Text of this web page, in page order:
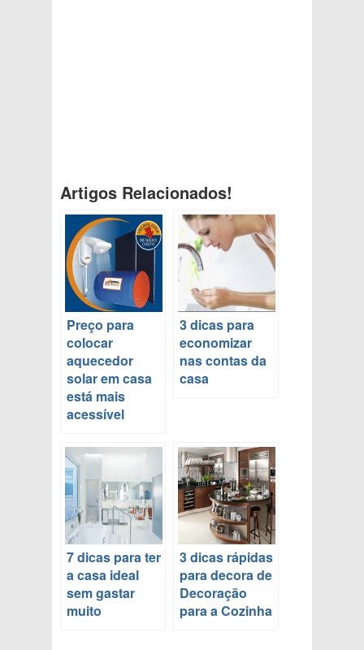
Artigos Relacionados!
Preço para
colocar
aquecedor
solar em casa
está mais
acessível
3 dicas para
economizar
nas contas da
casa
7 dicas para ter
a casa ideal
sem gastar
muito
3 dicas rápidas
para decora de
Decoração
para a Cozinha